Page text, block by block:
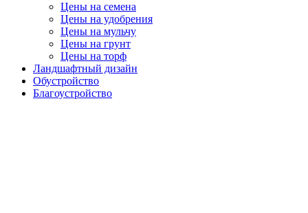
Цены на семена
Цены на удобрения
Цены на мульчу
Цены на грунт
Цены на торф
Ландшафтный дизайн
Обустройство
Благоустройство